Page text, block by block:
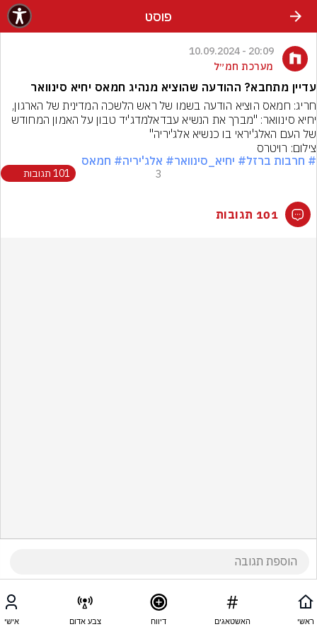
פוסט
20:09 - 10.09.2024
מערכת חמ״ל
עדיין מתחבא? ההודעה שהוציא מנהיג חמאס יחיא סינוואר
של העם האלג'יראי בו כנשיא אלג'יריה"
צילום: רויטרס
# חרבות ברזל# יחיא_סינוואר# אלג'יריה# חמאס
3 101 תגובות
101 תגובות
ראשי האשטאגים דיווח צבע אדום אישי